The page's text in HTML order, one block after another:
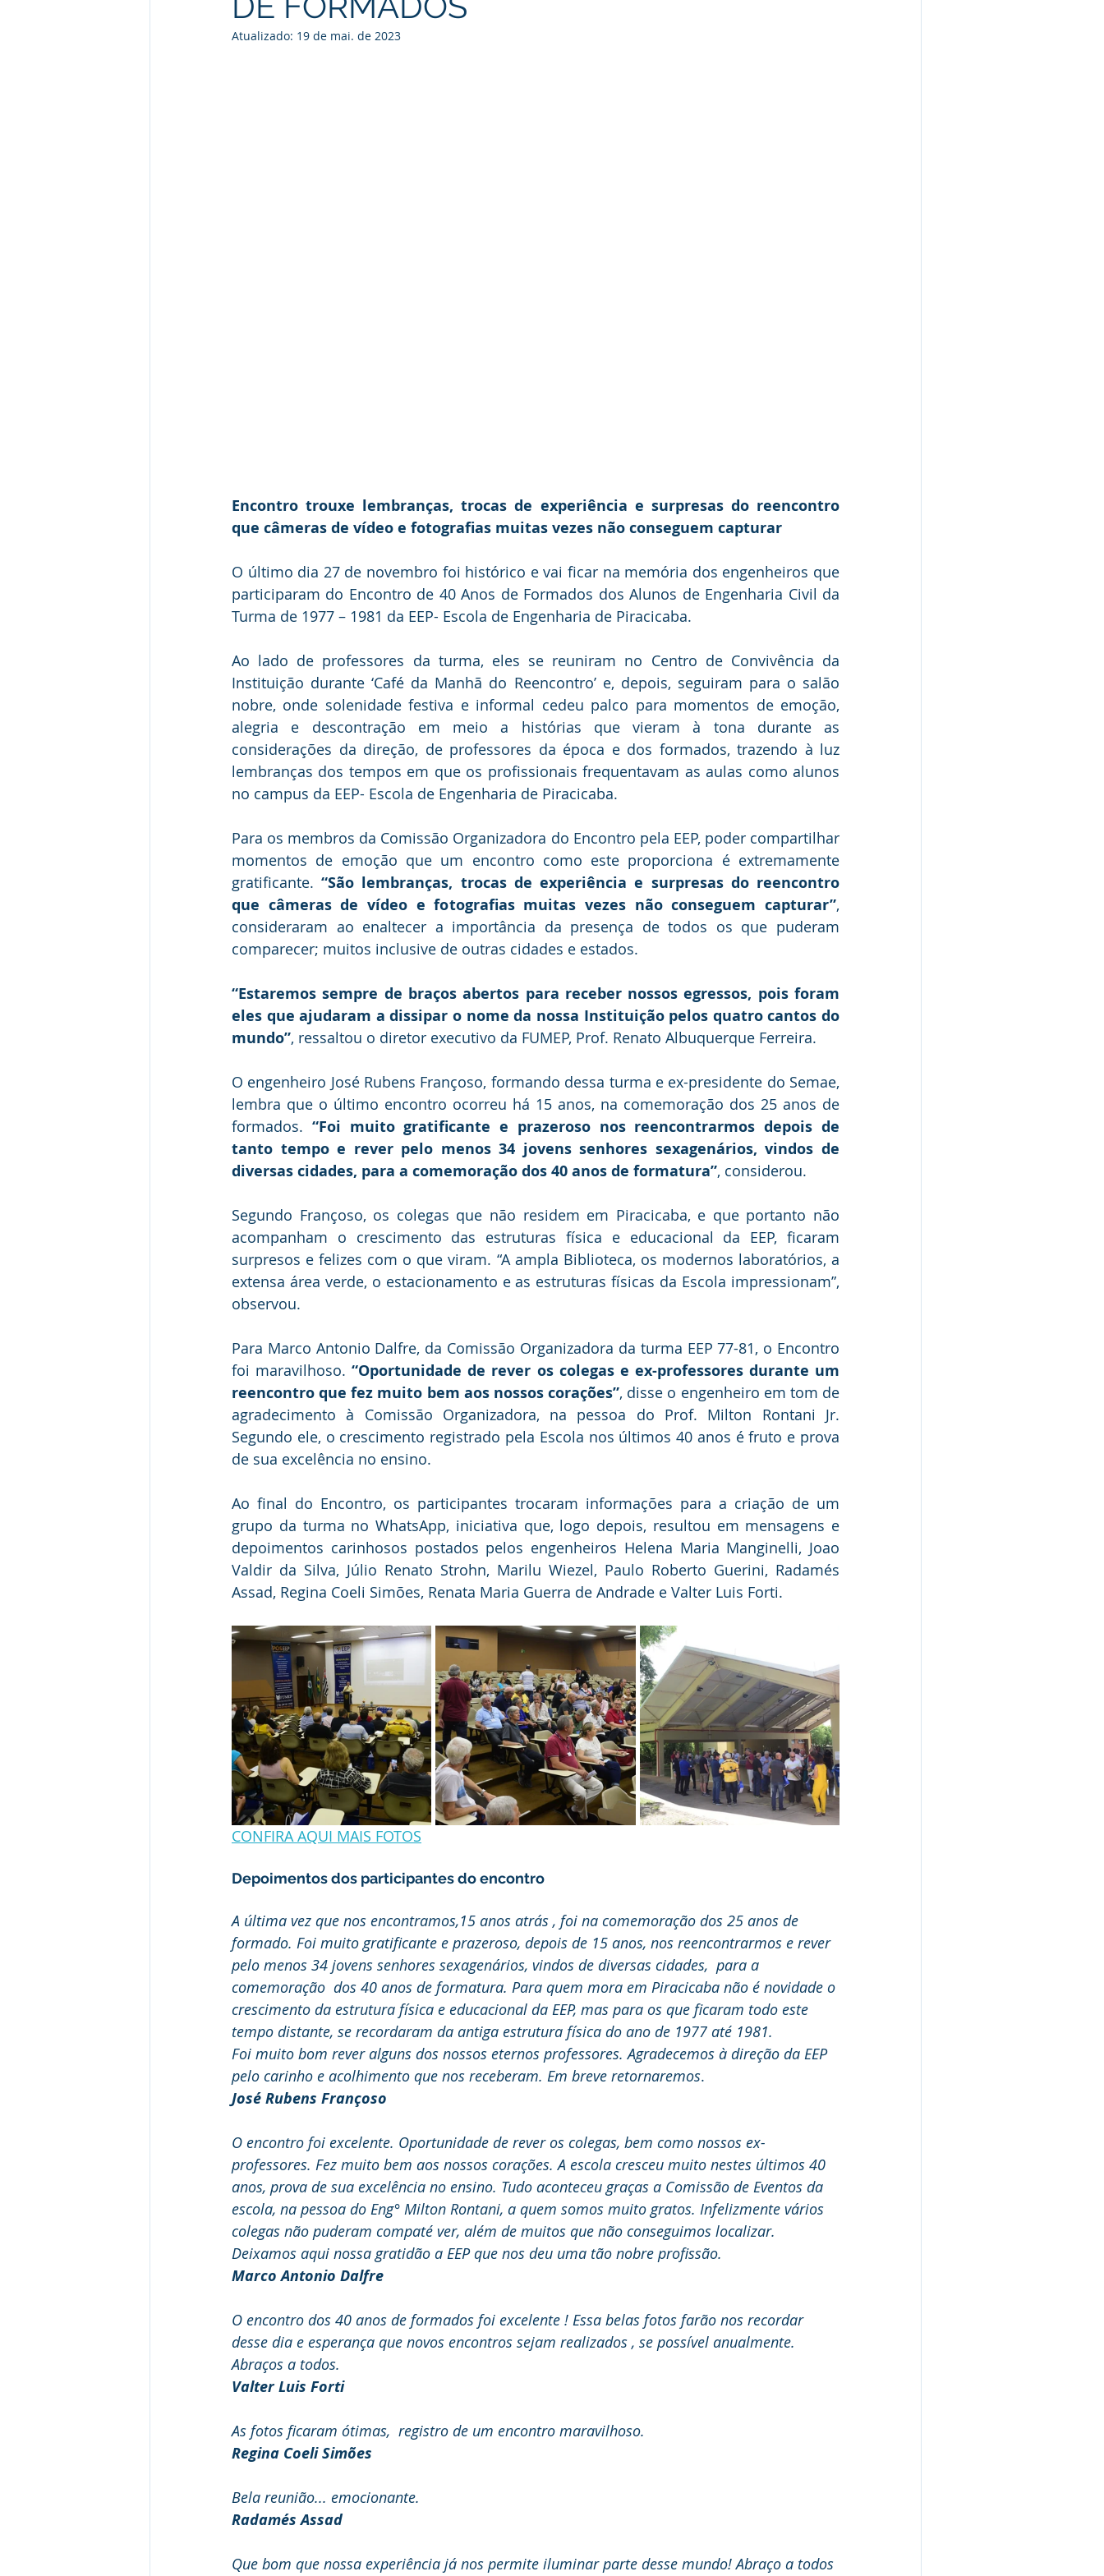
Atualizado: 19 de mai. de 2023
Encontro trouxe lembranças, trocas de experiência e surpresas do reencontro
que câmeras de vídeo e fotografias muitas vezes não conseguem capturar
O último dia 27 de novembro foi histórico e vai ficar na memória dos engenheiros que
participaram do Encontro de 40 Anos de Formados dos Alunos de Engenharia Civil da
Turma de 1977 – 1981 da EEP- Escola de Engenharia de Piracicaba.
Ao lado de professores da turma, eles se reuniram no Centro de Convivência da
Instituição durante ‘Café da Manhã do Reencontro’ e, depois, seguiram para o salão
nobre, onde solenidade festiva e informal cedeu palco para momentos de emoção,
alegria e descontração em meio a histórias que vieram à tona durante as
considerações da direção, de professores da época e dos formados, trazendo à luz
lembranças dos tempos em que os profissionais frequentavam as aulas como alunos
no campus da EEP- Escola de Engenharia de Piracicaba.
Para os membros da Comissão Organizadora do Encontro pela EEP, poder compartilhar
momentos de emoção que um encontro como este proporciona é extremamente
gratificante. “São lembranças, trocas de experiência e surpresas do reencontro
que câmeras de vídeo e fotografias muitas vezes não conseguem capturar”,
consideraram ao enaltecer a importância da presença de todos os que puderam
comparecer; muitos inclusive de outras cidades e estados.
“Estaremos sempre de braços abertos para receber nossos egressos, pois foram
eles que ajudaram a dissipar o nome da nossa Instituição pelos quatro cantos do
mundo”, ressaltou o diretor executivo da FUMEP, Prof. Renato Albuquerque Ferreira.
O engenheiro José Rubens Françoso, formando dessa turma e ex-presidente do Semae,
lembra que o último encontro ocorreu há 15 anos, na comemoração dos 25 anos de
formados. “Foi muito gratificante e prazeroso nos reencontrarmos depois de
tanto tempo e rever pelo menos 34 jovens senhores sexagenários, vindos de
diversas cidades, para a comemoração dos 40 anos de formatura”, considerou.
Segundo Françoso, os colegas que não residem em Piracicaba, e que portanto não
acompanham o crescimento das estruturas física e educacional da EEP, ficaram
surpresos e felizes com o que viram. “A ampla Biblioteca, os modernos laboratórios, a
extensa área verde, o estacionamento e as estruturas físicas da Escola impressionam”,
observou.
Para Marco Antonio Dalfre, da Comissão Organizadora da turma EEP 77-81, o Encontro
foi maravilhoso. “Oportunidade de rever os colegas e ex-professores durante um
reencontro que fez muito bem aos nossos corações”, disse o engenheiro em tom de
agradecimento à Comissão Organizadora, na pessoa do Prof. Milton Rontani Jr.
Segundo ele, o crescimento registrado pela Escola nos últimos 40 anos é fruto e prova
de sua excelência no ensino.
Ao final do Encontro, os participantes trocaram informações para a criação de um
grupo da turma no WhatsApp, iniciativa que, logo depois, resultou em mensagens e
depoimentos carinhosos postados pelos engenheiros Helena Maria Manginelli, Joao
Valdir da Silva, Júlio Renato Strohn, Marilu Wiezel, Paulo Roberto Guerini, Radamés
Assad, Regina Coeli Simões, Renata Maria Guerra de Andrade e Valter Luis Forti.
CONFIRA AQUI MAIS FOTOS
Depoimentos dos participantes do encontro
A última vez que nos encontramos,15 anos atrás , foi na comemoração dos 25 anos de
formado. Foi muito gratificante e prazeroso, depois de 15 anos, nos reencontrarmos e rever
pelo menos 34 jovens senhores sexagenários, vindos de diversas cidades,  para a
comemoração  dos 40 anos de formatura. Para quem mora em Piracicaba não é novidade o
crescimento da estrutura física e educacional da EEP, mas para os que ficaram todo este
tempo distante, se recordaram da antiga estrutura física do ano de 1977 até 1981.
Foi muito bom rever alguns dos nossos eternos professores. Agradecemos à direção da EEP
pelo carinho e acolhimento que nos receberam. Em breve retornaremos.
José Rubens Françoso
O encontro foi excelente. Oportunidade de rever os colegas, bem como nossos ex-
professores. Fez muito bem aos nossos corações. A escola cresceu muito nestes últimos 40
anos, prova de sua excelência no ensino. Tudo aconteceu graças a Comissão de Eventos da
escola, na pessoa do Eng° Milton Rontani, a quem somos muito gratos. Infelizmente vários
colegas não puderam compaté ver, além de muitos que não conseguimos localizar.
Deixamos aqui nossa gratidão a EEP que nos deu uma tão nobre profissão.
Marco Antonio Dalfre
O encontro dos 40 anos de formados foi excelente ! Essa belas fotos farão nos recordar
desse dia e esperança que novos encontros sejam realizados , se possível anualmente.
Abraços a todos.
Valter Luis Forti
As fotos ficaram ótimas,  registro de um encontro maravilhoso.
Regina Coeli Simões
Bela reunião... emocionante.
Radamés Assad
Que bom que nossa experiência já nos permite iluminar parte desse mundo! Abraço a todos